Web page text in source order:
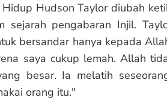
Hudson Taylor diubah
sejarah pengabaran Injil.
bersandar hanya kepada
saya cukup lemah. Allah
besar. Ia melatih
orang itu."